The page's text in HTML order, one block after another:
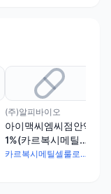
(주)알피바이오
아이맥씨엠씨점안액
1%(카르복시메틸셀
룰로오스나트륨)(1회
카르복시메틸셀룰로오스나트륨 10mg